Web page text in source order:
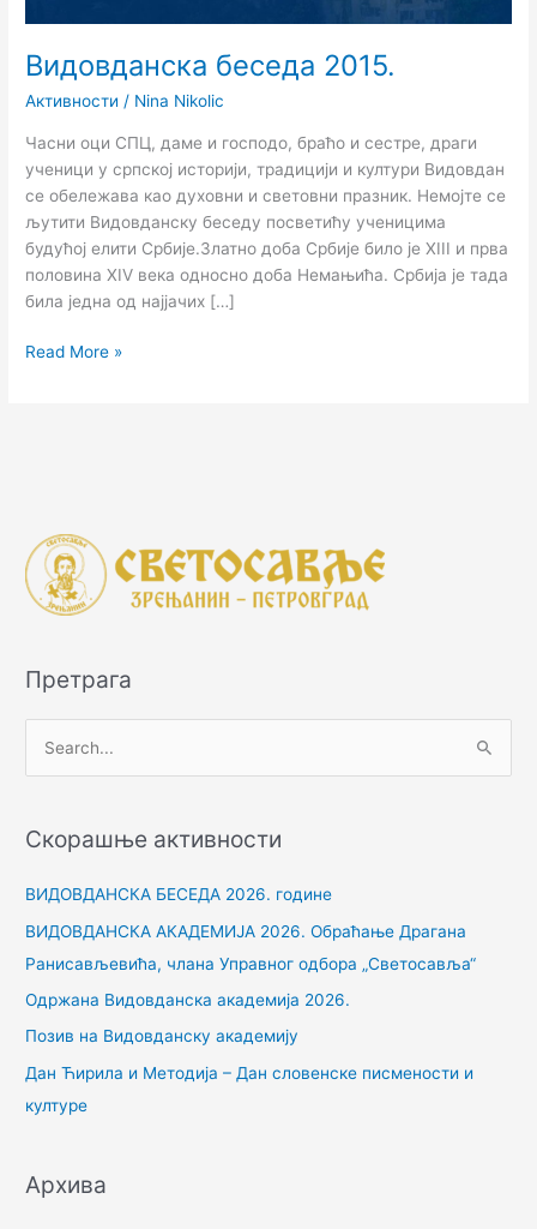
Видовданска беседа 2015.
Активности / Nina Nikolic
Часни оци СПЦ, даме и господо, браћо и сестре, драги
ученици у српској историји, традицији и култури Видовдан
се обележава као духовни и световни празник. Немојте се
љутити Видовданску беседу посветићу ученицима
будућој елити Србије.Златно доба Србије било је XIII и прва
половина XIV века односно доба Немањића. Србија је тада
била једна од најјачих […]
Read More »
Претрага
т
з
а
:
Скорашње активности
ВИДОВДАНСКА БЕСЕДА 2026. године
ВИДОВДАНСКА АКАДЕМИЈА 2026. Обраћање Драгана
Ранисављевића, члана Управног одбора „Светосавља“
Одржана Видовданска академија 2026.
Позив на Видовданску академију
Дан Ћирила и Методија – Дан словенске писмености и
културе
Архива